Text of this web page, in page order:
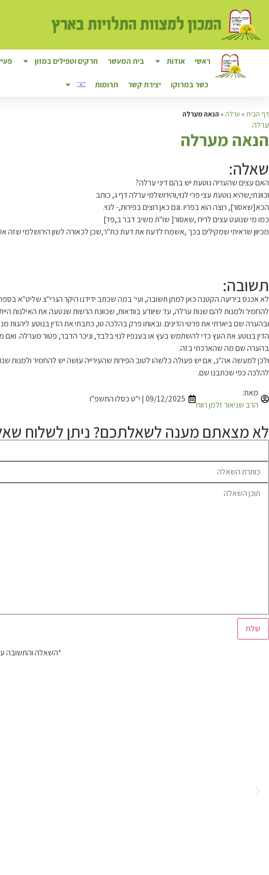
ראשי אודות בית המעשר חרקים וטפילים במזון
כשר במרוקו יצירת קשר תרומות
דף הבית » ערלה » הנאה מערלה
ערלה
הנאה מערלה
שאלה:
האם עצים שהעריה נוטעת יש בהם דיני ערלה?
וכוונתי,שהיא נוטעת עצי פרי לנוי,והירושלמי ערלה דף ג, כותב
הכא[שאסור], רוצה הוא בפריו .וגם כאן רוצים בפירות,- לנוי.
כמו מי שנועט עצים לריח ,שאסור[ שו"ת משיב דבר ב,פד]
מכיוון שראיתי שמקילים בכך ,אשמח לדעת את דעת כת"ר,שכן לכאורה לשון הירושלמי שזה
תשובה:
לא אכנס ביריעה הקטנה כאן למתן תשובה, ועי‘ במה שכתב ידידנו היקר הגרי"צ שליט"א
להחמיר ולמנות להם שנות ערלה, עד שיוודע בוודאות, שכוונת הרשות שנטעה את האילנות
ובהערה שם ביארתי את פרטי הדינים. ובאותו פרק בהלכה טו, כתבתי את הדין בנוטע
הדין בנוטע את העץ כדי להשתמש בעץ או בענפיו לנוי בלבד, וניכר הדבר, פטור מערלה.
בהערה שם מה שהארכתי בזה.
ולכן למעשה אה"נ, אם יש פעולה כלשהו לטוב הפירות שהעירייה עושה יש להחמיר ולמנות
להלכה כפי שכתבנו שם.
מאת:
הרב שניאור זלמן רווח
09/12/2025 | י"ט כסלו התשפ"ו
לא מצאתם מענה לשאלתכם? ניתן לשלוח
*השאלה והתשובה